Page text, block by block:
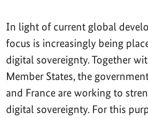
In light of current global
focus is increasingly being
digital sovereignty. Together
Member States, the
and France are working to
digital sovereignty. For this